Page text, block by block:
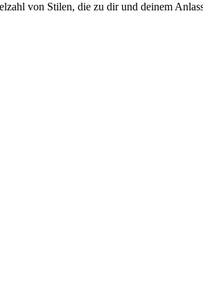
von Stilen, die zu dir und deinem